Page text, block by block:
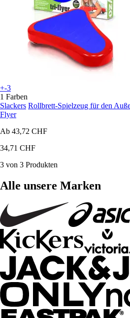
+-3
1 Farben
Slackers Rollbrett-Spielzeug für den
Flyer
Ab 43,72 CHF
34,71 CHF
3 von 3 Produkten
Alle unsere Marken